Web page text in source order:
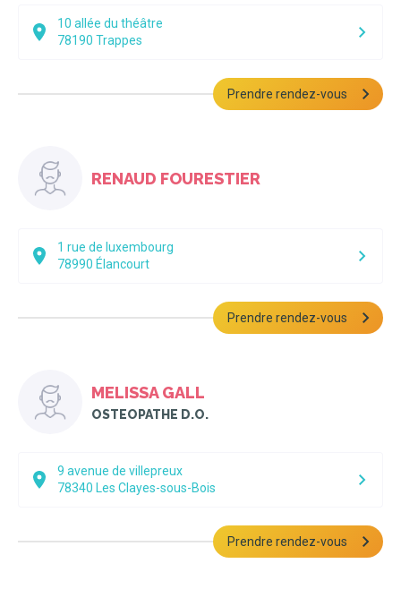
10 allée du théâtre
78190 Trappes
Prendre rendez-vous
RENAUD FOURESTIER
1 rue de luxembourg
78990 Élancourt
Prendre rendez-vous
MELISSA GALL
OSTEOPATHE D.O.
9 avenue de villepreux
78340 Les Clayes-sous-Bois
Prendre rendez-vous